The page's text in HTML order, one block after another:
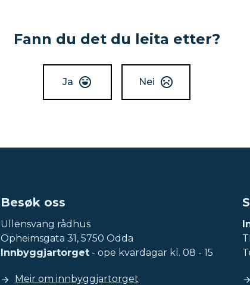
Fann du det du leita etter?
Ja Nei
Besøk oss
Ullensvang rådhus
Opheimsgata 31, 5750 Odda
Innbyggjartorget - ope kvardagar kl. 08 - 15
Meir om innbyggjartorget